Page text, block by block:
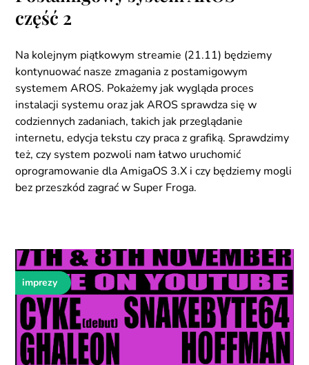
część 2
Na kolejnym piątkowym streamie (21.11) będziemy
kontynuować nasze zmagania z postamigowym
systemem AROS. Pokażemy jak wygląda proces
instalacji systemu oraz jak AROS sprawdza się w
codziennych zadaniach, takich jak przeglądanie
internetu, edycja tekstu czy praca z grafiką. Sprawdzimy
też, czy system pozwoli nam łatwo uruchomić
oprogramowanie dla AmigaOS 3.X i czy będziemy mogli
bez przeszkód zagrać w Super Froga.
imprezy